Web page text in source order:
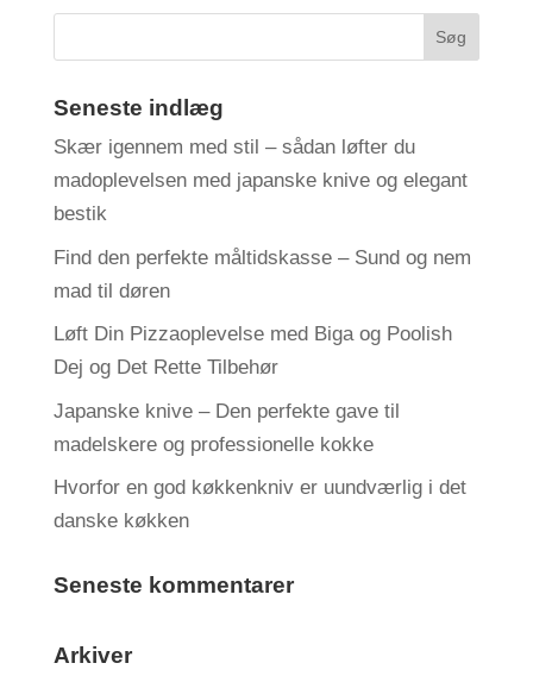
var:
er:
Seneste indlæg
Skær igennem med stil – sådan løfter du
madoplevelsen med japanske knive og elegant
bestik
Find den perfekte måltidskasse – Sund og nem
mad til døren
Løft Din Pizzaoplevelse med Biga og Poolish
Dej og Det Rette Tilbehør
Japanske knive – Den perfekte gave til
madelskere og professionelle kokke
Hvorfor en god køkkenkniv er uundværlig i det
danske køkken
Seneste kommentarer
Arkiver